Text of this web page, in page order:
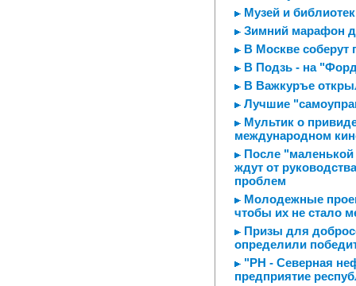
Музей и
Зимний марафон
В Москве соберут
В Подзь - на
В Важкуръе
Лучшие
Мультик о
международном
После
ждут от
проблем
Молодежные
чтобы их не стало
Призы для
определили
"РН - Северная
предприятие